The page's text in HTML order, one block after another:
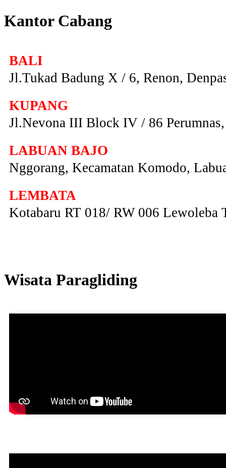
Kantor Cabang
BALI
Jl.Tukad Badung X / 6, Renon,
KUPANG
Jl.Nevona III Block IV / 86
LABUAN BAJO
Nggorang, Kecamatan Komodo,
LEMBATA
Kotabaru RT 018/ RW 006 Lewoleba
Wisata Paragliding